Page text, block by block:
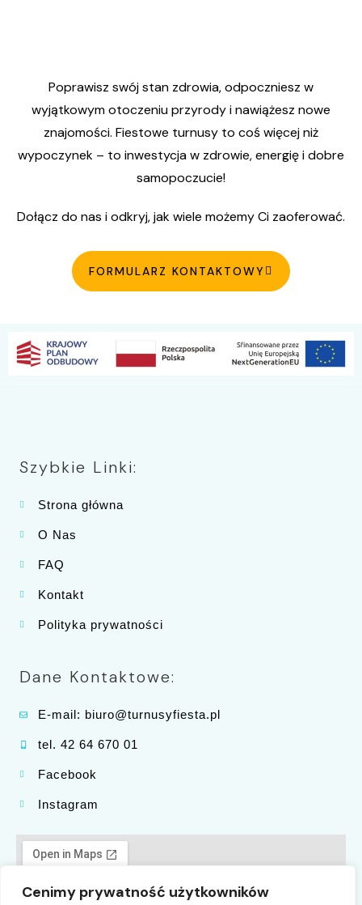
Cenimy prywatność użytkowników
Poprawisz swój stan zdrowia, odpoczniesz w
wyjątkowym otoczeniu przyrody i nawiążesz nowe
znajomości. Fiestowe turnusy to coś więcej niż
wypoczynek – to inwestycja w zdrowie, energię i dobre
samopoczucie!
Dołącz do nas i odkryj, jak wiele możemy Ci zaoferować.
FORMULARZ KONTAKTOWY
Szybkie Linki:
Strona główna
O Nas
FAQ
Kontakt
Polityka prywatności
Dane Kontaktowe:
E-mail: biuro@turnusyfiesta.pl
tel. 42 64 670 01
Facebook
Instagram